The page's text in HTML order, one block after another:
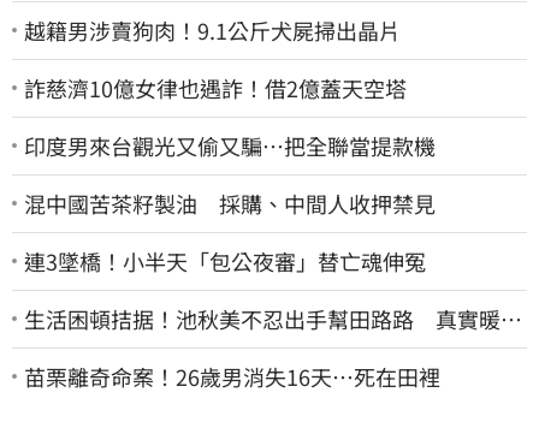
越籍男涉賣狗肉！9.1公斤犬屍掃出晶片
詐慈濟10億女律也遇詐！借2億蓋天空塔
印度男來台觀光又偷又騙…把全聯當提款機
混中國苦茶籽製油 採購、中間人收押禁見
連3墜橋！小半天「包公夜審」替亡魂伸冤
生活困頓拮据！池秋美不忍出手幫田路路 真實暖舉
曝光
苗栗離奇命案！26歲男消失16天…死在田裡